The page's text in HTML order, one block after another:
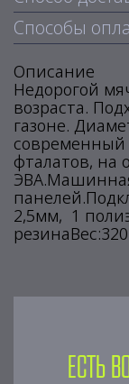
Способы
Описание
Недорогой
возраста.
газоне.
современный
фталатов, на
2,5мм, 1
Есть